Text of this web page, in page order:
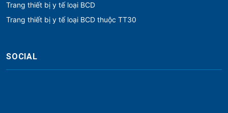
Trang thiết bị y tế loại BCD
Trang thiết bị y tế loại BCD thuộc TT30
SOCIAL